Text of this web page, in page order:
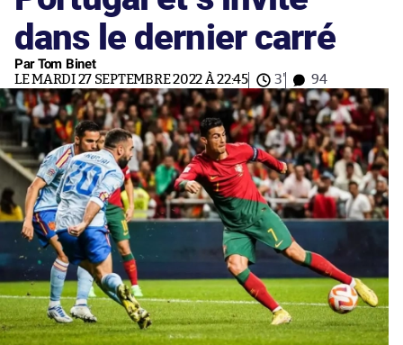
dans le dernier carré
Par Tom Binet
LE MARDI 27 SEPTEMBRE 2022 À 22:45 3' 94